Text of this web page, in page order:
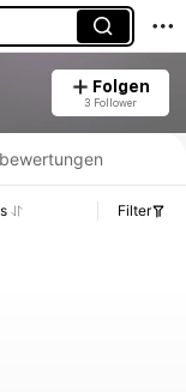
Folgen
3 Follower
Filter